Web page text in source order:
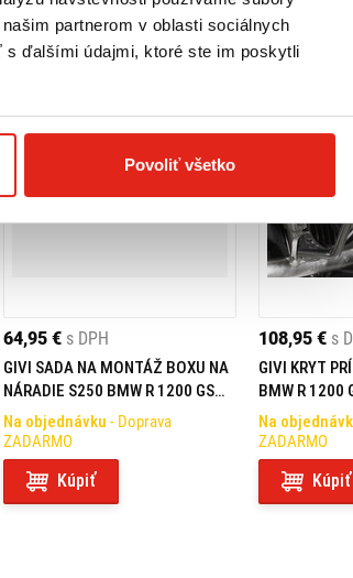
partnerom v oblasti sociálnych
ďalšími údajmi, ktoré ste im poskytli
Povoliť všetko
64,95 € s DPH
GIVI SADA NA MONTÁŽ BOXU NA
NÁRADIE S250 BMW R 1200 GS
(13-18)/ADVENTURE (14-18) /
1250 GS/ADVENTURE (19-23)
TL5108PLOSKIT
Na objednávku - Doprava
ZADARMO
Kúpiť
108,95 € s
GIVI KRYT
BMW R 1200
18) LP5112
Na
ZADARMO
Kúpiť